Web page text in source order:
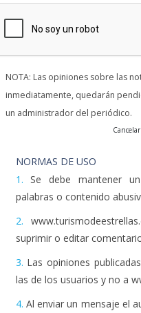
NOTA: Las opiniones sobre las
inmediatamente, quedarán
un administrador del periódico.
NORMAS DE USO
1. Se debe mantener
palabras o contenido
2.
suprimir o editar
3. Las opiniones
las de los usuarios y no a
4. Al enviar un mensaje el